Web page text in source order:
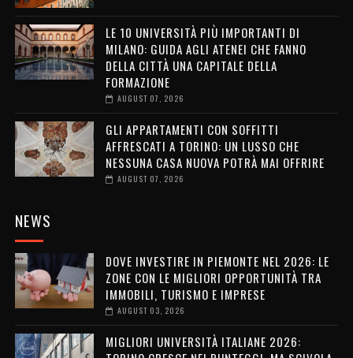
LE 10 UNIVERSITÀ PIÙ IMPORTANTI DI
MILANO: GUIDA AGLI ATENEI CHE FANNO
DELLA CITTÀ UNA CAPITALE DELLA
FORMAZIONE
AUGUST 07, 2026
GLI APPARTAMENTI CON SOFFITTI
AFFRESCATI A TORINO: UN LUSSO CHE
NESSUNA CASA NUOVA POTRÀ MAI OFFRIRE
AUGUST 07, 2026
NEWS
DOVE INVESTIRE IN PIEMONTE NEL 2026: LE
ZONE CON LE MIGLIORI OPPORTUNITÀ TRA
IMMOBILI, TURISMO E IMPRESE
AUGUST 03, 2026
MIGLIORI UNIVERSITÀ ITALIANE 2026: